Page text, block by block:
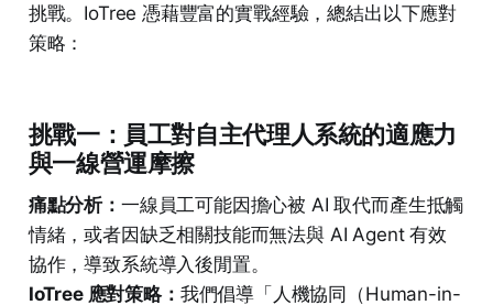
挑戰。IoTree 憑藉豐富的實戰經驗，總結出以下應對
策略：
挑戰一：員工對自主代理人系統的適應力
與一線營運摩擦
痛點分析： 一線員工可能因擔心被 AI 取代而產生抵觸
情緒，或者因缺乏相關技能而無法與 AI Agent 有效
協作，導致系統導入後閒置。
IoTree 應對策略： 我們倡導「人機協同（Human-in-